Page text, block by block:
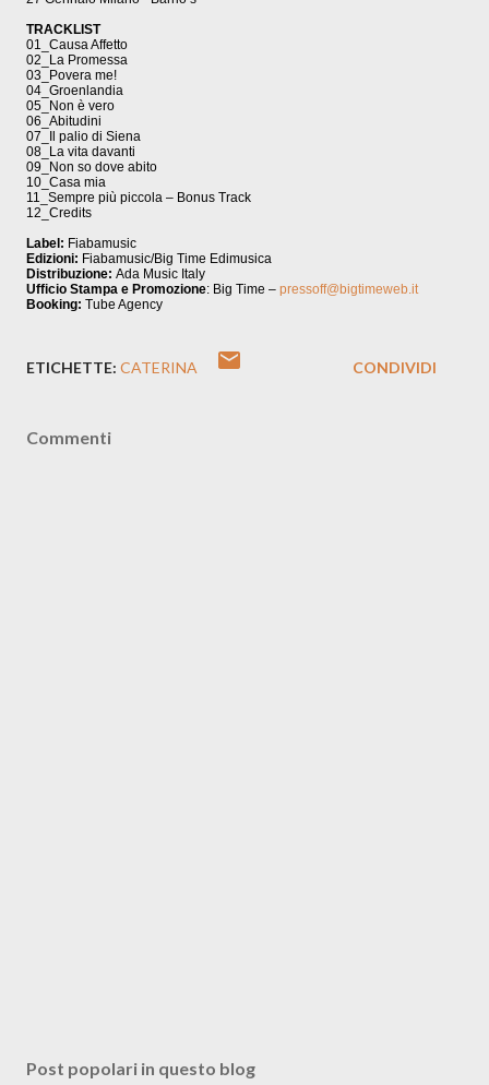
TRACKLIST
01_Causa Affetto
02_La Promessa
03_Povera me!
04_Groenlandia
05_Non è vero
06_Abitudini
07_Il palio di Siena
08_La vita davanti
09_Non so dove abito
10_Casa mia
11_Sempre più piccola – Bonus Track
12_Credits
Label: Fiabamusic
Edizioni: Fiabamusic/Big Time Edimusica
Distribuzione: Ada Music Italy
Ufficio Stampa e Promozione: Big Time – pressoff@bigtimeweb.it
Booking: Tube Agency
ETICHETTE: CATERINA CONDIVIDI
Commenti
Post popolari in questo blog